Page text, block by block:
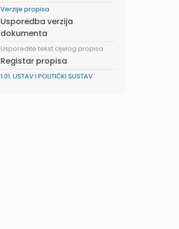
Verzije propisa
Usporedba verzija
dokumenta
Usporedite tekst cijelog propisa
Registar propisa
1.01. USTAV I POLITIČKI SUSTAV